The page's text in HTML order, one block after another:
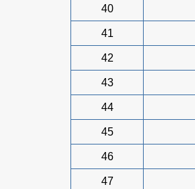
40
41
42
43
44
45
46
47